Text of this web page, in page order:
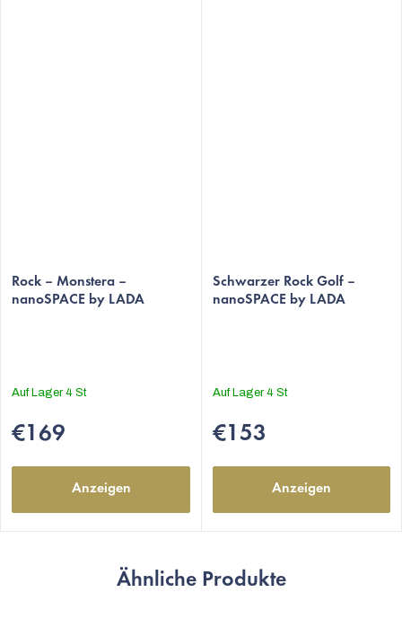
Rock – Monstera –
nanoSPACE by LADA
Auf Lager4 St
€169
Anzeigen
durchschnittliche
Produktbewertung
Schwarzer Rock Golf –
nanoSPACE by LADA
Auf Lager4 St
€153
Anzeigen
Ähnliche Produkte